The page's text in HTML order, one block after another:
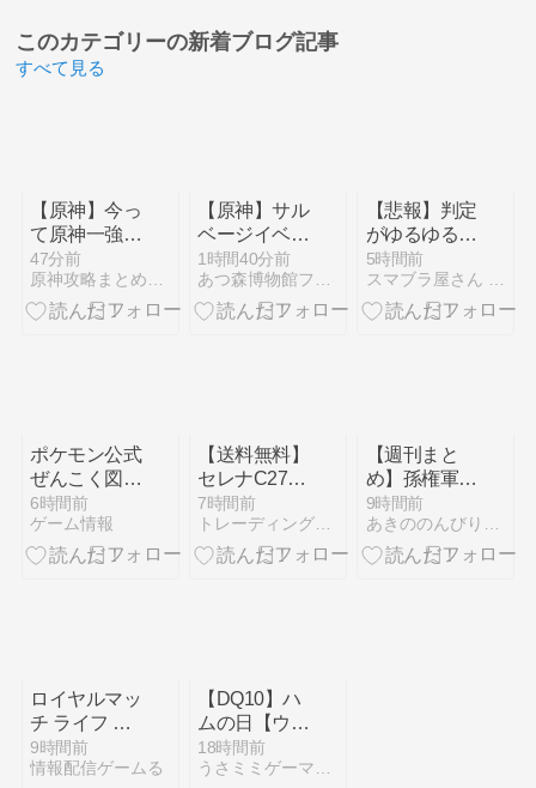
このカテゴリーの新着ブログ記事
すべて見る
【原神】今っ
て原神一強時
代なんだね。
47分前
原神攻略まとめ テイワット速報
【原神】サル
ベージイベは
攻略見ないと
ムリ？
1時間40分前
あつ森博物館フータまとめ
【悲報】判定
がゆるゆるな
ネコちゃん、
見つかるｗｗ
ｗｗｗｗ
5時間前
スマブラ屋さん | スマブラSPまとめ攻略
ポケモン公式
ぜんこく図鑑
1996-2026が
本日8月7日
に発売📚
6時間前
ゲーム情報
【送料無料】
セレナC27・
エクストレイ
ルT33のリア
を純白LEDで
7時間前
【週刊まと
め】孫権軍
VS劉璋軍が
長期戦へ！曹
操も参戦する
9時間前
ロイヤルマッ
チ ライフ 無
限を徹底解
説！効率的な
9時間前
情報配信ゲームる
【DQ10】ハ
ムの日【ウェ
ディ集中プレ
イ(残り12
18時間前